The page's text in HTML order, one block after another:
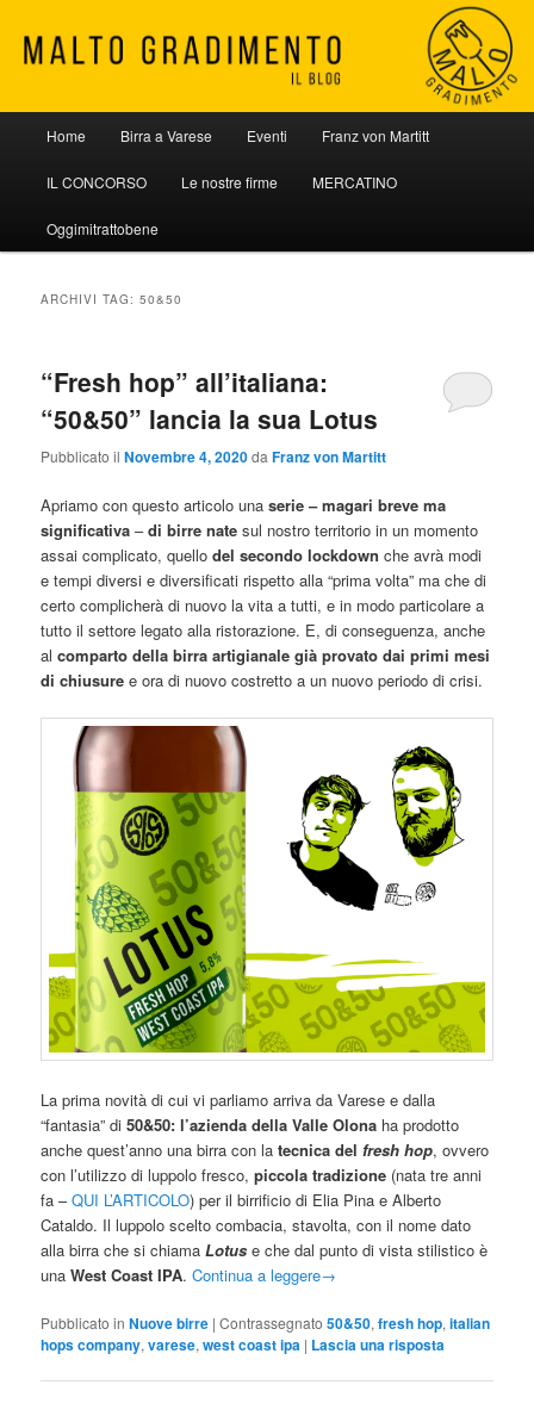
contenuto
contenuto
Malto Gradimento
Home Birra a Varese Eventi Franz von Martitt
IL CONCORSO Le nostre firme MERCATINO
Oggimitrattobene
ARCHIVI TAG:50&50
“Fresh hop” all’italiana:
“50&50” lancia la sua Lotus
Pubblicato ilNovembre 4, 2020daFranz von Martitt
Apriamo con questo articolo unaserie – magari breve ma
significativa –di birre nate sul nostro territorio in un momento
assai complicato, quellodel secondo lockdown che avrà modi
e tempi diversi e diversificati rispetto alla “prima volta” ma che di
certo complicherà di nuovo la vita a tutti, e in modo particolare a
tutto il settore legato alla ristorazione. E, di conseguenza, anche
alcomparto della birra artigianale già provato dai primi mesi
di chiusure e ora di nuovo costretto a un nuovo periodo di crisi.
La prima novità di cui vi parliamo arriva da Varese e dalla
“fantasia” di50&50: l’azienda della Valle Olona ha prodotto
anche quest’anno una birra con latecnica del fresh hop, ovvero
con l’utilizzo di luppolo fresco,piccola tradizione (nata tre anni
fa –QUI L’ARTICOLO) per il birrificio di Elia Pina e Alberto
Cataldo. Il luppolo scelto combacia, stavolta, con il nome dato
alla birra che si chiamaLotus e che dal punto di vista stilistico è
unaWest Coast IPA.Continua a leggere→
Pubblicato in Nuove birre |Contrassegnato 50&50,fresh hop,italian
hops company,varese,west coast ipa | Lascia una risposta